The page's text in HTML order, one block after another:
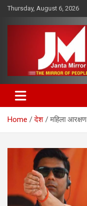
Skip
content
Thursday, August 6, 2026
Janta
Home देश महिला